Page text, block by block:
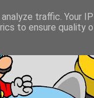
traffic. Your
to ensure quality